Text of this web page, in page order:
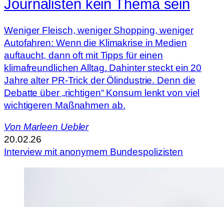
Journalisten kein Thema sein
Weniger Fleisch, weniger Shopping, weniger
Autofahren: Wenn die Klimakrise in Medien
auftaucht, dann oft mit Tipps für einen
klimafreundlichen Alltag. Dahinter steckt ein 20
Jahre alter PR-Trick der Ölindustrie. Denn die
Debatte über „richtigen“ Konsum lenkt von viel
wichtigeren Maßnahmen ab.
Von Marleen Uebler
20.02.26
Interview mit anonymem Bundespolizisten